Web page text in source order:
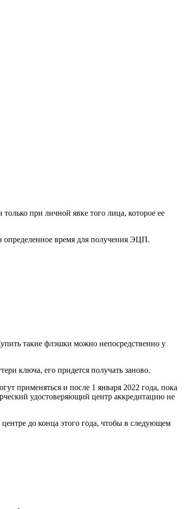
при личной явке того лица, которое ее
определенное время для получения ЭЦП.
такие флэшки можно непосредственно у
ключа, его придется получать заново.
применяться и после 1 января 2022 года, пока
удостоверяющий центр аккредитацию не
до конца этого года, чтобы в следующем